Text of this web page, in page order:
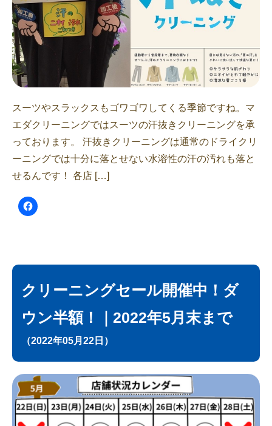
スーツやスラックスもゴワゴワしてくる季節ですね。マ
エダクリーニングではスーツの汗抜きクリーニングを承
っております。 汗抜きクリーニングは通常のドライクリ
ーニングでは十分に落とせない水溶性の汗の汚れも落と
せるんです！ 各店 […]
クリーニングセール開催中！ダ
ウン半額！｜2022年5月末まで
（2022年05月22日）